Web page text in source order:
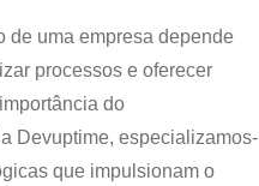
de uma empresa depende
processos e oferecer
do
Devuptime, especializamos-
que impulsionam o